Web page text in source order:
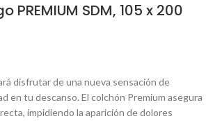
PREMIUM SDM, 105 x 200
disfrutar de una nueva sensación de
en tu descanso. El colchón Premium asegura
impidiendo la aparición de dolores